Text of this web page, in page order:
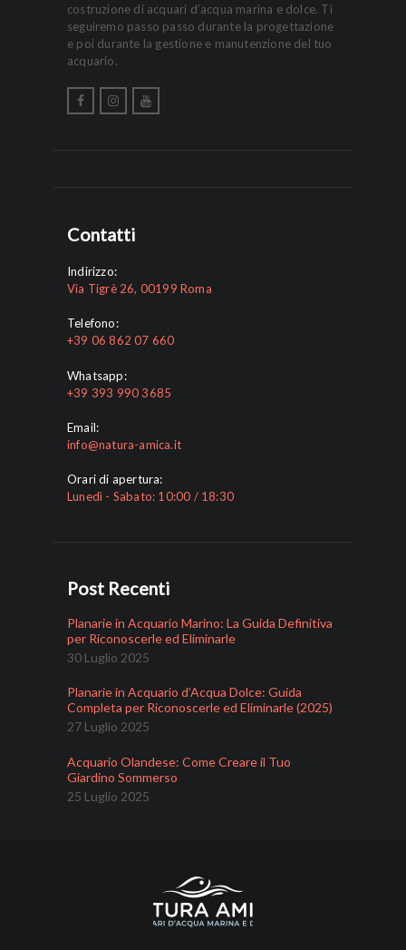
costruzione di acquari d’acqua marina e dolce. Ti
seguiremo passo passo durante la progettazione
e poi durante la gestione e manutenzione del tuo
acquario.
Contatti
Indirizzo:
Via Tigrè 26, 00199 Roma
Telefono:
+39 06 862 07 660
Whatsapp:
+39 393 990 3685
Email:
info@natura-amica.it
Orari di apertura:
Lunedì - Sabato: 10:00 / 18:30
Post Recenti
Planarie in Acquario Marino: La Guida Definitiva
per Riconoscerle ed Eliminarle
30 Luglio 2025
Planarie in Acquario d’Acqua Dolce: Guida
Completa per Riconoscerle ed Eliminarle (2025)
27 Luglio 2025
Acquario Olandese: Come Creare il Tuo
Giardino Sommerso
25 Luglio 2025